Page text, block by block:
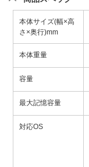
本体サイズ(幅×高
さ×奥行)mm
本体重量
容量
最大記憶容量
対応OS